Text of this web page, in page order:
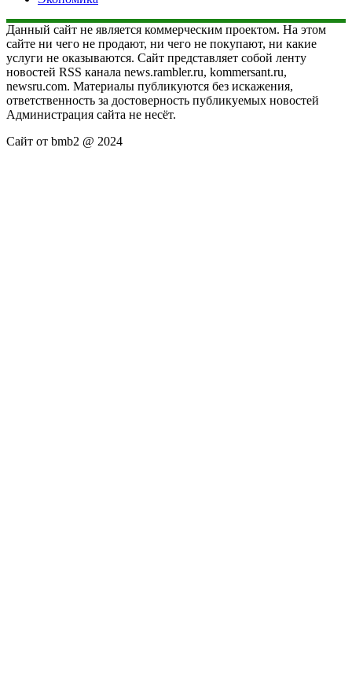
Данный сайт не является коммерческим проектом. На этом
сайте ни чего не продают, ни чего не покупают, ни какие
услуги не оказываются. Сайт представляет собой ленту
новостей RSS канала news.rambler.ru, kommersant.ru,
newsru.com. Материалы публикуются без искажения,
ответственность за достоверность публикуемых новостей
Администрация сайта не несёт.
Сайт от bmb2 @ 2024